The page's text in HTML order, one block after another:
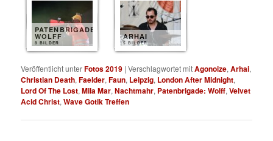
PATENBRIGADE
WOLFF
8 BILDER
ARHAI
5 BILDER
Veröffentlicht unterFotos 2019 |Verschlagwortet mitAgonoize,Arhai,
Christian Death,Faelder,Faun, Leipzig, London After Midnight,
Lord Of The Lost,Mila Mar,Nachtmahr, Patenbrigade: Wolff,Velvet
Acid Christ,Wave Gotik Treffen